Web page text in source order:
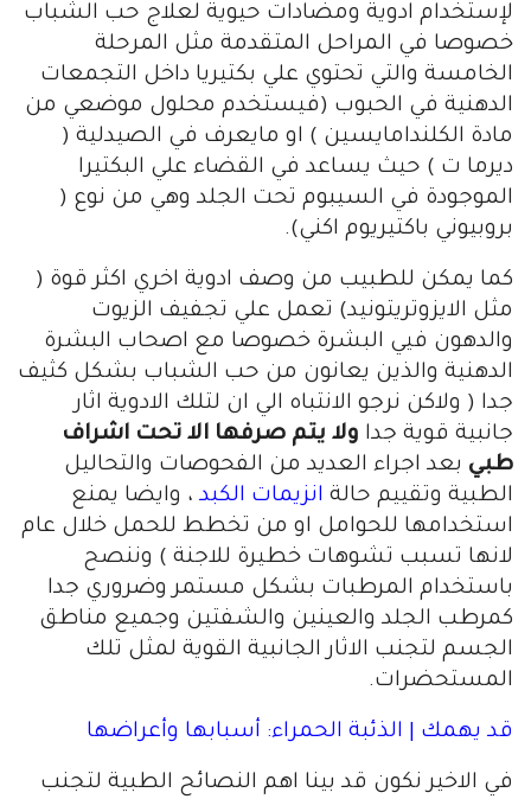
لإستخدام ادوية ومضادات حيوية لعلاج حب الشباب
خصوصا في المراحل المتقدمة مثل المرحلة
الخامسة والتي تحتوي علي بكتيريا داخل التجمعات
الدهنية في الحبوب (فيستخدم محلول موضعي من
مادة الكلندامايسين ) او مايعرف في الصيدلية (
ديرما ت ) حيث يساعد في القضاء علي البكتيرا
الموجودة في السيبوم تحت الجلد وهي من نوع (
بروبيوني باكتيريوم اكني).
كما يمكن للطبيب من وصف ادوية اخري اكثر قوة (
مثل الايزوتريتونيد) تعمل علي تجفيف الزيوت
والدهون فيي البشرة خصوصا مع اصحاب البشرة
الدهنية والذين يعانون من حب الشباب بشكل كثيف
جدا ( ولاكن نرجو الانتباه الي ان لتلك الادوية اثار
جانبية قوية جدا ولا يتم صرفها الا تحت اشراف
طبي بعد اجراء العديد من الفحوصات والتحاليل
الطبية وتقييم حالة انزيمات الكبد ، وايضا يمنع
استخدامها للحوامل او من تخطط للحمل خلال عام
لانها تسبب تشوهات خطيرة للاجنة ) وننصح
باستخدام المرطبات بشكل مستمر وضروري جدا
كمرطب الجلد والعينين والشفتين وجميع مناطق
الجسم لتجنب الاثار الجانبية القوية لمثل تلك
المستحضرات.
قد يهمك | الذئبة الحمراء: أسبابها وأعراضها
في الاخير نكون قد بينا اهم النصائح الطبية لتجنب